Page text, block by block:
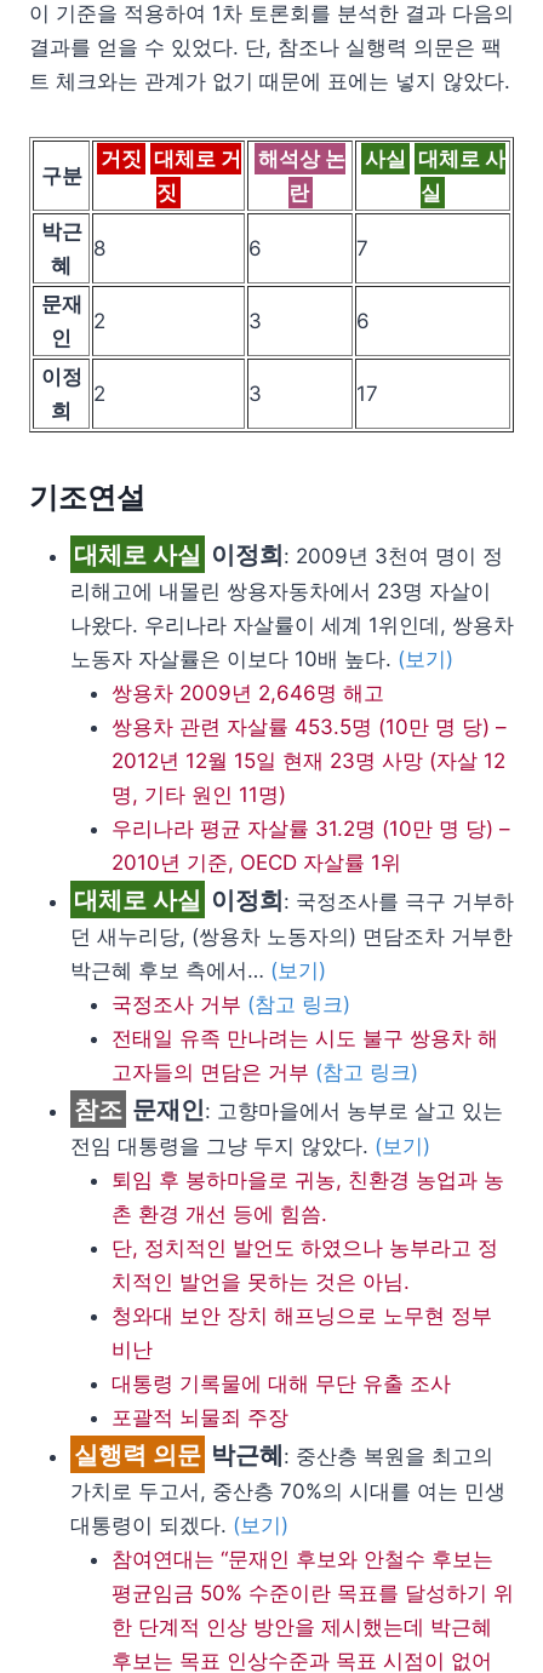
이 기준을 적용하여 1차 토론회를 분석한 결과 다음의
결과를 얻을 수 있었다. 단, 참조나 실행력 의문은 팩
트 체크와는 관계가 없기 때문에 표에는 넣지 않았다.
구분
거짓 대체로 거
짓
해석상 논
란
사실 대체로 사
실
박근
혜
8 6 7
문재
인
2 3 6
이정
희
2 3 17
기조연설
대체로 사실 이정희: 2009년 3천여 명이 정
리해고에 내몰린 쌍용자동차에서 23명 자살이
나왔다. 우리나라 자살률이 세계 1위인데, 쌍용차
노동자 자살률은 이보다 10배 높다. (보기)
쌍용차 2009년 2,646명 해고
쌍용차 관련 자살률 453.5명 (10만 명 당) –
2012년 12월 15일 현재 23명 사망 (자살 12
명, 기타 원인 11명)
우리나라 평균 자살률 31.2명 (10만 명 당) –
2010년 기준, OECD 자살률 1위
대체로 사실 이정희: 국정조사를 극구 거부하
던 새누리당, (쌍용차 노동자의) 면담조차 거부한
박근혜 후보 측에서… (보기)
국정조사 거부 (참고 링크)
전태일 유족 만나려는 시도 불구 쌍용차 해
고자들의 면담은 거부 (참고 링크)
참조 문재인: 고향마을에서 농부로 살고 있는
전임 대통령을 그냥 두지 않았다. (보기)
퇴임 후 봉하마을로 귀농, 친환경 농업과 농
촌 환경 개선 등에 힘씀.
단, 정치적인 발언도 하였으나 농부라고 정
치적인 발언을 못하는 것은 아님.
청와대 보안 장치 해프닝으로 노무현 정부
비난
대통령 기록물에 대해 무단 유출 조사
포괄적 뇌물죄 주장
실행력 의문 박근혜: 중산층 복원을 최고의
가치로 두고서, 중산층 70%의 시대를 여는 민생
대통령이 되겠다. (보기)
참여연대는 “문재인 후보와 안철수 후보는
평균임금 50% 수준이란 목표를 달성하기 위
한 단계적 인상 방안을 제시했는데 박근혜
후보는 목표 인상수준과 목표 시점이 없어